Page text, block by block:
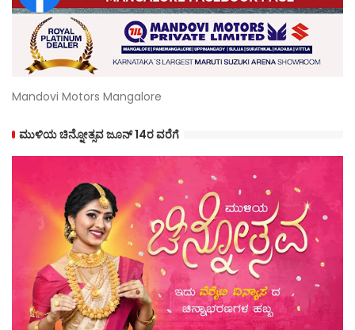
Mandovi Motors Mangalore
ಮುಳಿಯ ಚಿನ್ನೋತ್ಸವ ಜೂನ್ 14ರ ವರೆಗೆ